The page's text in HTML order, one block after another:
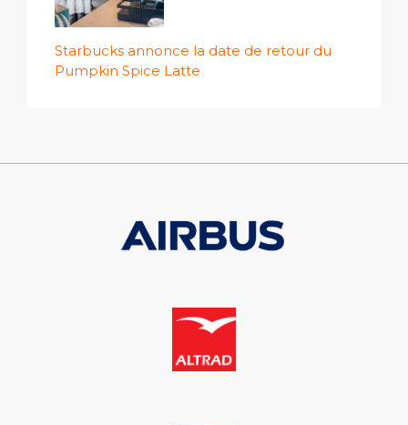
Starbucks annonce la date de retour du
Pumpkin Spice Latte